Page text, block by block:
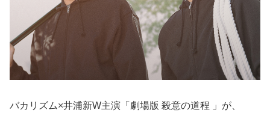
バカリズム×井浦新W主演「劇場版 殺意の道程 」が、